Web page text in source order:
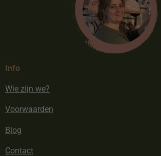
Info
Wie zijn we?
Voorwaarden
Blog
Contact